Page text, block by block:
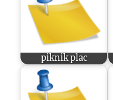
piknik plac